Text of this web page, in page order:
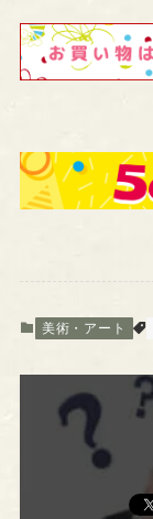
美術・アート